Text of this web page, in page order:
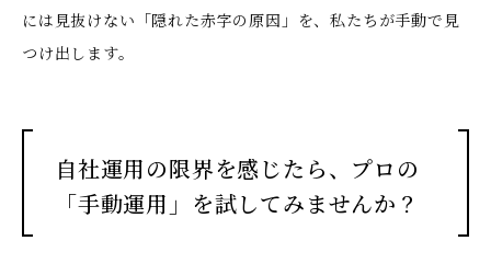
には見抜けない「隠れた赤字の原因」を、私たちが手動で見
つけ出します。
自社運用の限界を感じたら、プロの
「手動運用」を試してみませんか？